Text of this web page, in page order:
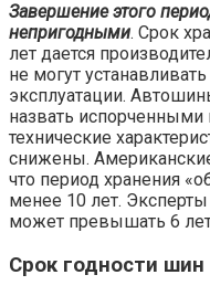
Завершение этого
непригодными. Срок
лет дается
не могут
эксплуатации.
назвать
технические
снижены.
что период хранения
менее 10 лет.
может превышать 6
Срок годности шин